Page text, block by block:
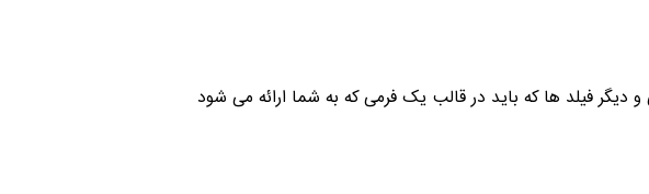
دیگر فیلد ها که باید در قالب یک فرمی که به شما ارائه می شود